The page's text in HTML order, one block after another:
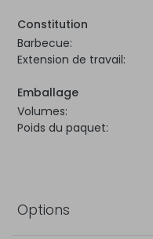
Constitution
Barbecue:
Extension de travail:
Emballage
Volumes:
Poids du paquet:
Options